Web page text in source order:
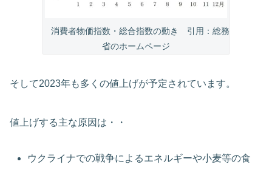
消費者物価指数・総合指数の動き 引用：総務
省のホームページ
そして2023年も多くの値上げが予定されています。
値上げする主な原因は・・
ウクライナでの戦争によるエネルギーや小麦等の食